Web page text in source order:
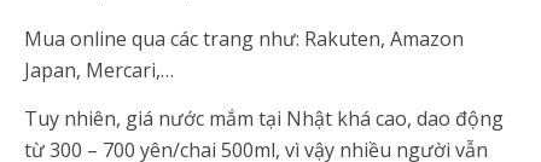
Mua online qua các trang như: Rakuten, Amazon
Japan, Mercari,…
Tuy nhiên, giá nước mắm tại Nhật khá cao, dao động
từ 300 – 700 yên/chai 500ml, vì vậy nhiều người vẫn